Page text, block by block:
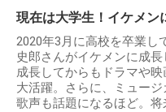
現在は大学生！イケメン
2020年3月に高校を卒業し
史郎さんがイケメンに成
成長してからもドラマや
大活躍。さらに、ミュージ
歌声も話題になるほど。将